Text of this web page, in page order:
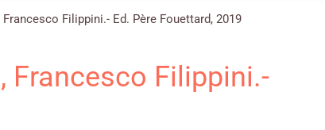
Filippini.- Ed. Père Fouettard, 2019
Francesco Filippini.-